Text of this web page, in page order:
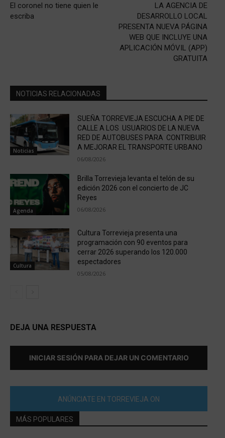
El coronel no tiene quien le
escriba
LA AGENCIA DE
DESARROLLO LOCAL
PRESENTA NUEVA PÁGINA
WEB QUE INCLUYE UNA
APLICACIÓN MÓVIL (APP)
GRATUITA
NOTICIAS RELACIONADAS
Noticias
SUEÑA TORREVIEJA ESCUCHA A PIE DE
CALLE A LOS USUARIOS DE LA NUEVA
RED DE AUTOBUSES PARA CONTRIBUIR
A MEJORAR EL TRANSPORTE URBANO
06/08/2026
Agenda
Brilla Torrevieja levanta el telón de su
edición 2026 con el concierto de JC
Reyes
06/08/2026
Cultura
Cultura Torrevieja presenta una
programación con 90 eventos para
cerrar 2026 superando los 120.000
espectadores
05/08/2026
DEJA UNA RESPUESTA
INICIAR SESIÓN PARA DEJAR UN COMENTARIO
ANÚNCIATE EN TORREVIEJA ON
MÁS POPULARES